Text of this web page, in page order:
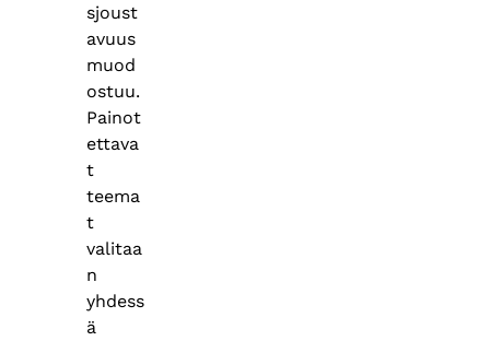
sjoust
avuus
muod
ostuu.
Painot
ettava
t
teema
t
valitaa
n
yhdess
ä